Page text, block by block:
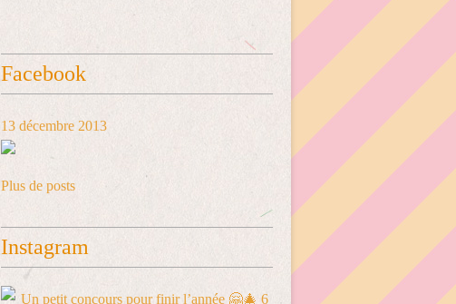
Facebook
13 décembre 2013
Plus de posts
Instagram